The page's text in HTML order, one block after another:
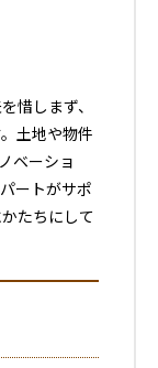
惜しまず、
土地や物件
ベーショ
ートがサポ
たちにして